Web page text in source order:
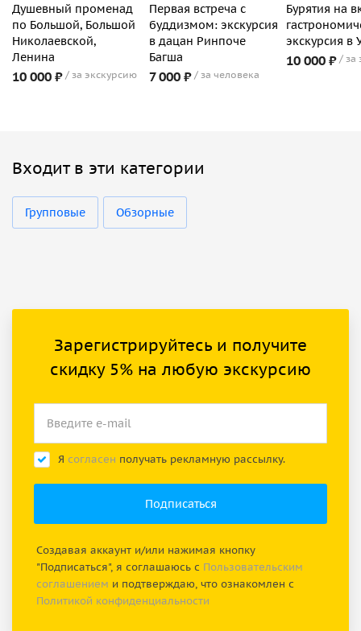
Душевный променад
по Большой, Большой
Николаевской,
Ленина
10 000 ₽ за экскурсию
Первая встреча с
буддизмом: экскурсия
в дацан Ринпоче
Багша
7 000 ₽ за человека
Бурятия на
экскурсия в
10 000 ₽ за
Входит в эти категории
Групповые Обзорные
Зарегистрируйтесь и получите
скидку 5% на любую экскурсию
Я согласен получать рекламную рассылку.
Создавая аккаунт и/или нажимая кнопку
"Подписаться", я соглашаюсь с Пользовательским
соглашением и подтверждаю, что ознакомлен с
Политикой конфиденциальности